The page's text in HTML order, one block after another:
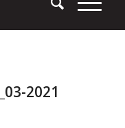
2021